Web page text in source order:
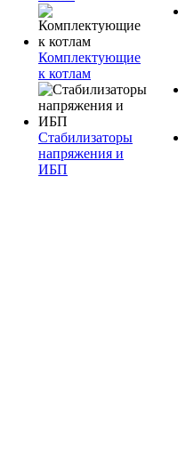
Комплектующие
к котлам
Стабилизаторы
напряжения и
ИБП